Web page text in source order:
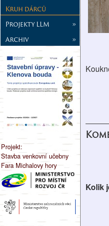
Kruh dárců
Projekty LLM
»
Archiv
»
Projekt:
Stavba venkovní učebny
Fara Michalovy hory
Kolik